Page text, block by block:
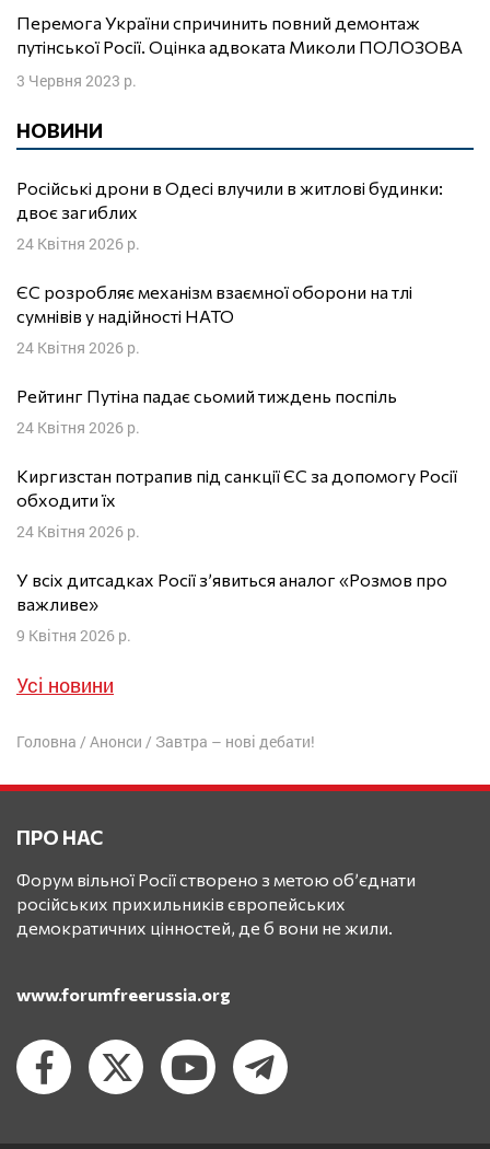
Перемога України спричинить повний демонтаж
путінської Росії. Оцінка адвоката Миколи ПОЛОЗОВА
3 Червня 2023 р.
НОВИНИ
Російські дрони в Одесі влучили в житлові будинки:
двоє загиблих
24 Квітня 2026 р.
ЄС розробляє механізм взаємної оборони на тлі
сумнівів у надійності НАТО
24 Квітня 2026 р.
Рейтинг Путіна падає сьомий тиждень поспіль
24 Квітня 2026 р.
Киргизстан потрапив під санкції ЄС за допомогу Росії
обходити їх
24 Квітня 2026 р.
У всіх дитсадках Росії з’явиться аналог «Розмов про
важливе»
9 Квітня 2026 р.
Усі новини
Головна / Анонси / Завтра – нові дебати!
ПРО НАС
Форум вільної Росії створено з метою об’єднати
російських прихильників європейських
демократичних цінностей, де б вони не жили.
www.forumfreerussia.org